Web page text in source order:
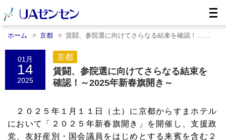
ホーム 京都 賃闘、参院選に向けてさらなる結束を確認！……
01月
14
2025
京都
賃闘、参院選に向けてさらなる結束を
確認！～2025年新春旗開き～
２０２５年１月１１日（土）に京都からすまホテル
において「２０２５年新春旗開き」を開催し、支援政
党、友好産別・国会議員をはじめとする来賓を含む２